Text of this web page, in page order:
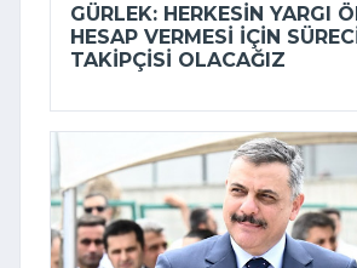
GÜRLEK: HERKESIN YARGI
HESAP VERMESI IÇIN
TAKIPÇISI OLACAĞIZ